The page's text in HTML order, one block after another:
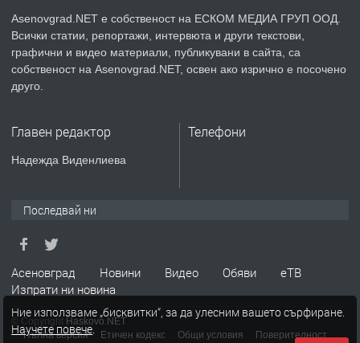
преди 2 години
ПРЕДЛАГА ремонт на покриви
Висококачествени Целофанови
ПРЕДЛАГА Кутии с подаръци
Asenovgrad.NET е собственост на ЕСКОМ МЕДИА ГРУП ООД.
Всички статии, репортажи, интервюта и други текстови,
графични и видео материали, публикувани в сайта, са
собственост на Asenovgrad.NET, освен ако изрично е посочено
друго.
Главен редактор
Надежда Виденлиева
Телефони
Последвай ни
Асеновград Новини Видео Обяви
еТВ
Изпрати ни новина
© Copyright Haskovo.NET
Пълна версия
Етичен кодекс Общи условия Поверителност
Ние използваме „бисквитки“, за да улесним вашето сърфиране.
Научете повече.